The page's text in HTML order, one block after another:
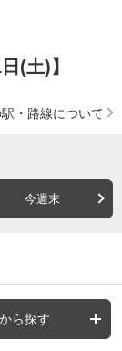
(土)】
・路線について
今週末
ら探す